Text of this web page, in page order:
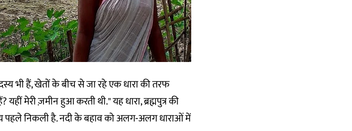
भी हैं, खेतों के बीच से जा रहे एक धारा की तरफ
मेरी ज़मीन हुआ करती थी." यह धारा, ब्रह्मपुत्र की
पहले निकली है. नदी के बहाव को अलग-अलग धाराओं में